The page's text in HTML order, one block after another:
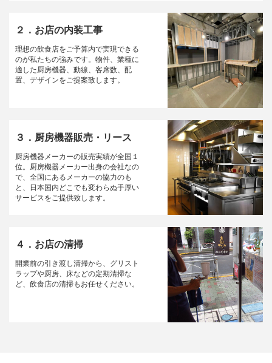
２．お店の内装工事
理想の飲食店をご予算内で実現できる
のが私たちの強みです。物件、業種に
適した厨房機器、動線、客席数、配
置、デザインをご提案致します。
３．厨房機器販売・リース
厨房機器メーカーの販売実績が全国１
位。厨房機器メーカー出身の会社なの
で、全国にあるメーカーの協力のも
と、日本国内どこでも変わらぬ手厚い
サービスをご提供致します。
４．お店の清掃
開業前の引き渡し清掃から、グリスト
ラップや厨房、床などの定期清掃な
ど、飲食店の清掃もお任せください。